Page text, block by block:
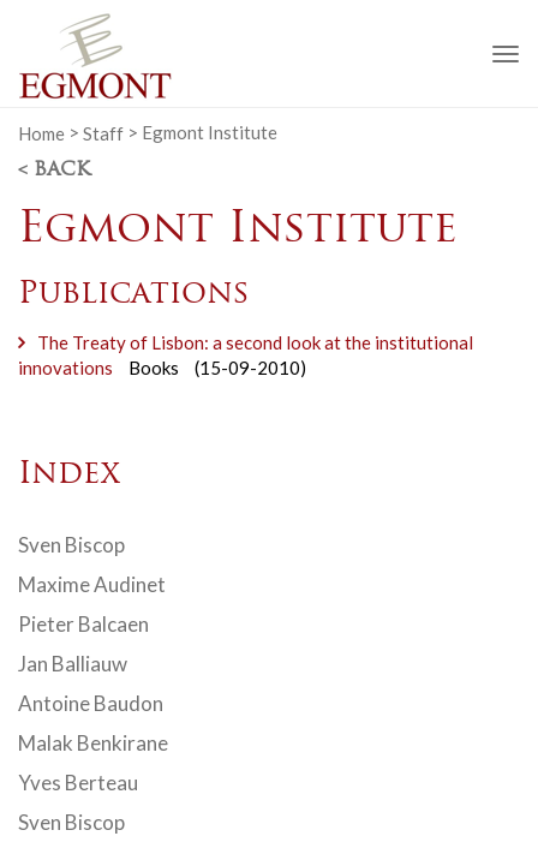
Home > Staff > Egmont Institute
< BACK
Egmont Institute
Publications
The Treaty of Lisbon: a second look at the institutional
innovations
Books (15-09-2010)
Index
Sven Biscop
Maxime Audinet
Pieter Balcaen
Jan Balliauw
Antoine Baudon
Malak Benkirane
Yves Berteau
Sven Biscop